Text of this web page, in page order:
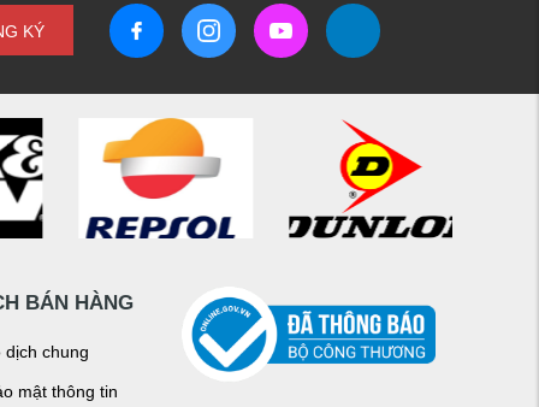
KÝ
BÁN HÀNG
chung
mật thông tin